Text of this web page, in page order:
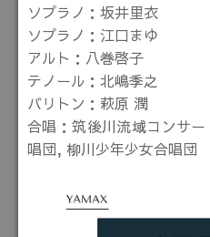
ソプラノ：坂井里衣
ソプラノ：江口まゆ
アルト：八巻啓子
テノール：北嶋季之
バリトン：萩原 潤
合唱：筑後川流域コンサ
唱団, 柳川少年少女合唱団